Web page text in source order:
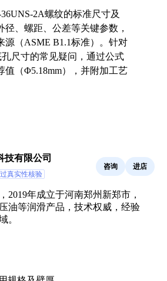
2A螺纹的标准尺寸及
径、螺距、公差等关键参数，
源（ASME B1.1标准）。针对
孔尺寸的常见疑问，通过公式
值（Φ5.18mm），并附加工艺
技有限公司
真实性核验
咨询 进店
2019年成立于河南郑州新郑市，
油等润滑产品，技术权威，经验
。